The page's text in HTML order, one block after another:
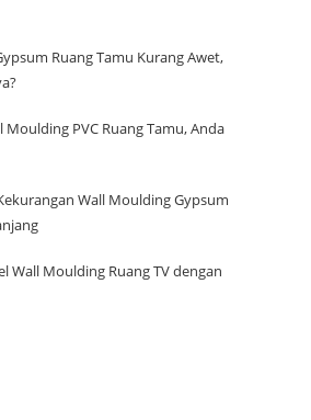
Ruang Tamu Kurang Awet,
Moulding PVC Ruang Tamu, Anda
Wall Moulding Gypsum
Wall Moulding Ruang TV dengan